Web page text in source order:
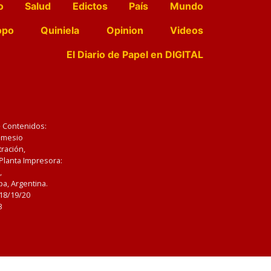
Salud Edictos País
Mundo
Quiniela Opinion
Videos
El Diario de Papel en DIGITAL
Impresora:
Argentina.
19/20